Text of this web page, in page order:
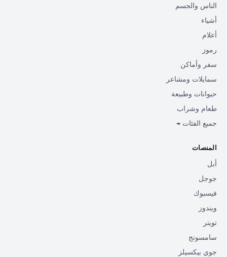
الناس والجسم
أشياء
أعلام
رموز
سفر وأماكن
سمايلات ومشاعر
حيوانات وطبيعة
طعام وشراب
جميع الفئات →
المنصات
أبل
جوجل
فيسبوك
ويندوز
تويتر
سامسونج
جوي بيكسيلز